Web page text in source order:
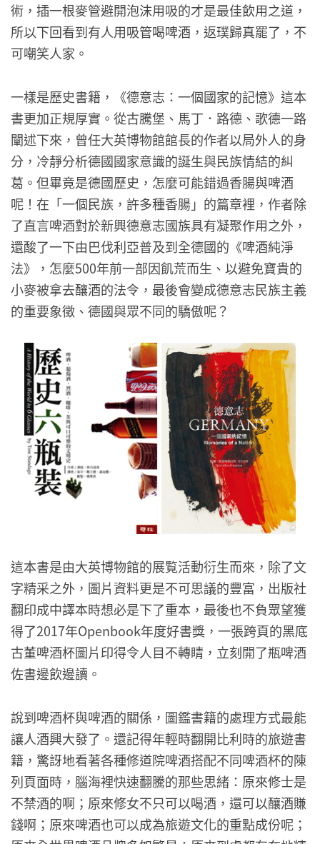
術，插一根麥管避開泡沫用吸的才是最佳飲用之道，
所以下回看到有人用吸管喝啤酒，返璞歸真罷了，不
可嘲笑人家。
一樣是歷史書籍，《德意志：一個國家的記憶》這本
書更加正規厚實。從古騰堡、馬丁．路德、歌德一路
闡述下來，曾任大英博物館館長的作者以局外人的身
分，冷靜分析德國國家意識的誕生與民族情結的糾
葛。但畢竟是德國歷史，怎麼可能錯過香腸與啤酒
呢！在「一個民族，許多種香腸」的篇章裡，作者除
了直言啤酒對於新興德意志國族具有凝聚作用之外，
還酸了一下由巴伐利亞普及到全德國的《啤酒純淨
法》，怎麼500年前一部因飢荒而生、以避免寶貴的
小麥被拿去釀酒的法令，最後會變成德意志民族主義
的重要象徵、德國與眾不同的驕傲呢？
這本書是由大英博物館的展覧活動衍生而來，除了文
字精采之外，圖片資料更是不可思議的豐富，出版社
翻印成中譯本時想必是下了重本，最後也不負眾望獲
得了2017年Openbook年度好書獎，一張跨頁的黑底
古董啤酒杯圖片印得令人目不轉睛，立刻開了瓶啤酒
佐書邊飲邊讀。
說到啤酒杯與啤酒的關係，圖鑑書籍的處理方式最能
讓人酒興大發了。還記得年輕時翻開比利時的旅遊書
籍，驚訝地看著各種修道院啤酒搭配不同啤酒杯的陳
列頁面時，腦海裡快速翻騰的那些思緒：原來修士是
不禁酒的啊；原來修女不只可以喝酒，還可以釀酒賺
錢啊；原來啤酒也可以成為旅遊文化的重點成份呢；